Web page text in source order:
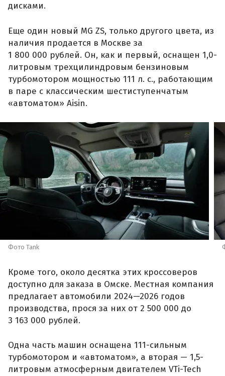
дисками.
Еще один новый MG ZS, только другого цвета, из
наличия продается в Москве за
1 800 000 рублей. Он, как и первый, оснащен 1,0-
литровым трехцилиндровым бензиновым
турбомотором мощностью 111 л. с., работающим
в паре с классическим шестиступенчатым
«автоматом» Aisin.
Фото Tank
Кроме того, около десятка этих кроссоверов
доступно для заказа в Омске. Местная компания
предлагает автомобили 2024—2026 годов
производства, прося за них от 2 500 000 до
3 163 000 рублей.
Одна часть машин оснащена 111-сильным
турбомотором и «автоматом», а вторая — 1,5-
литровым атмосферным двигателем VTi-Tech